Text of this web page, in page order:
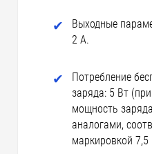
Выходные
2 А.
Потребление
заряда: 5 Вт
мощность
аналогами,
маркировкой 7,5